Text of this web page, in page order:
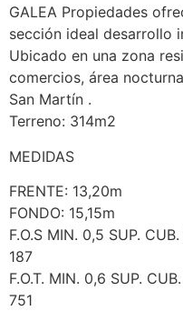
GALEA Propiedades
sección ideal desarrollo
Ubicado en una zona
comercios, área
San Martín .
Terreno: 314m2
MEDIDAS
FRENTE: 13,20m
FONDO: 15,15m
F.O.S MIN. 0,5 SUP.
187
F.O.T. MIN. 0,6 SUP.
751